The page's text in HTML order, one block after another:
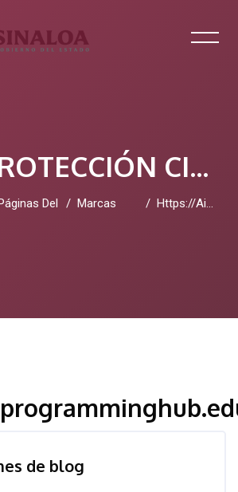
AULA PROTECCIÓN CIVIL SINALOA
Páginas Del SitioMarcas Https://aiprogramminghub.edu.pl/
de blog